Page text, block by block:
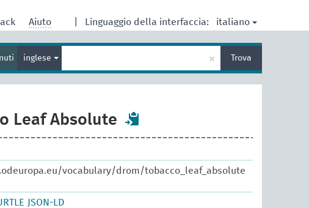
Linguaggio della interfaccia: italiano
Aiuto
inglese
termine
per
ricerca
× Trova
Leaf Absolute
vocabulary/drom/tobacco_leaf_absolute
JSON-LD